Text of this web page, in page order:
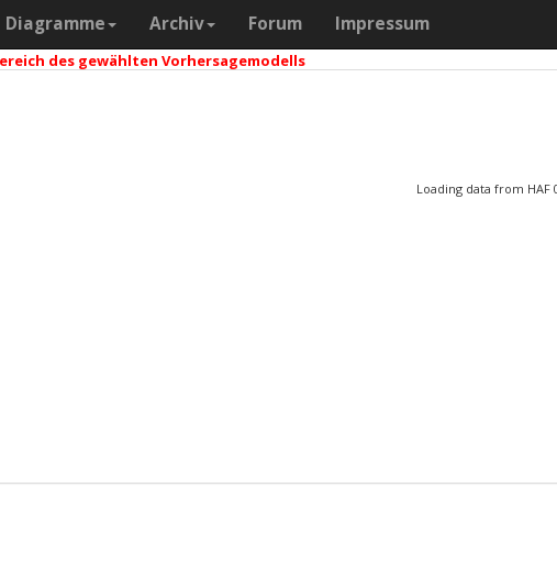
Diagramme Archiv Forum Impressum
des gewählten Vorhersagemodells
Loading data from HAF